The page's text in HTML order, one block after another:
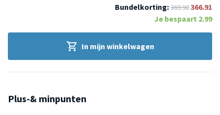
Bundelkorting:369.90366.91
Je bespaart 2.99
In mijn winkelwagen
Plus-& minpunten